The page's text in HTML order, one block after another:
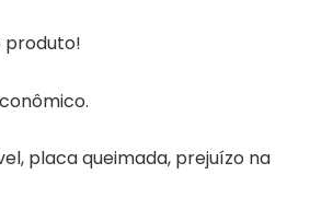
produto!
placa queimada, prejuízo na